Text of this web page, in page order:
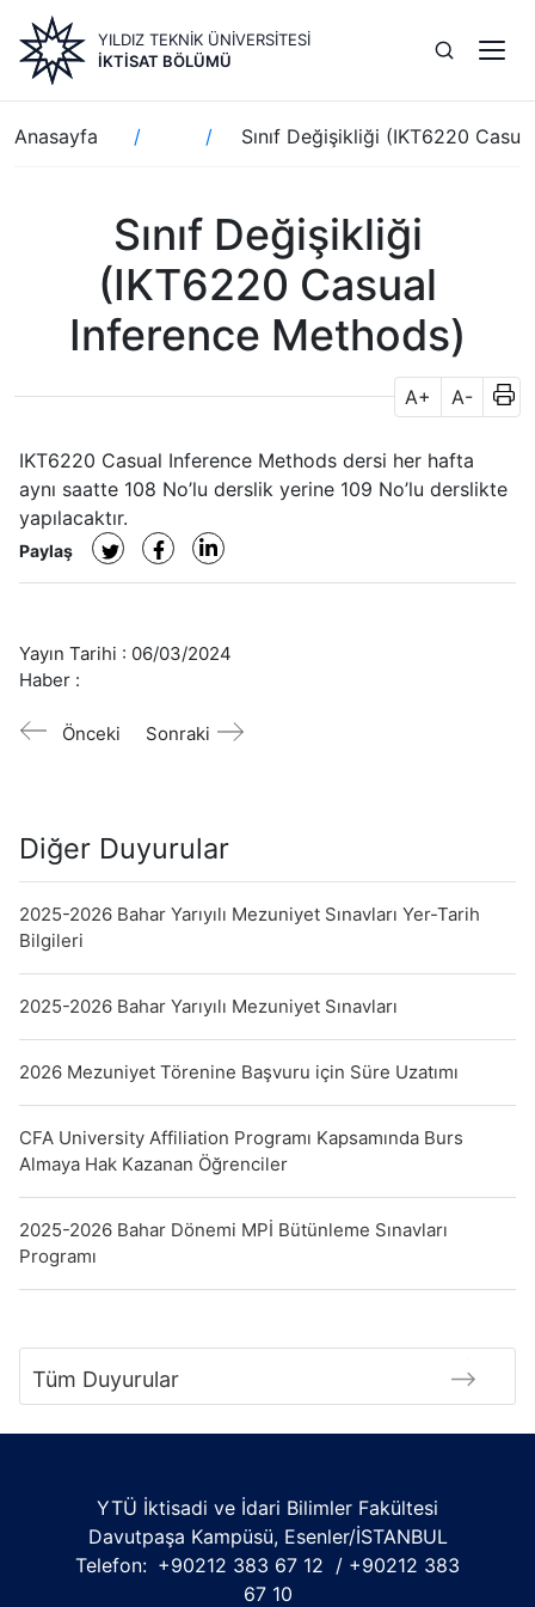
içeriğe
atla
YILDIZ TEKNİK ÜNİVERSİTESİ
İKTISAT BÖLÜMÜ
Sayfa
yolu
Anasayfa Sınıf Değişikliği (IKT6220
Sınıf Değişikliği
(IKT6220 Casual
Inference Methods)
A+ A-
IKT6220 Casual Inference Methods dersi her hafta
aynı saatte 108 No’lu derslik yerine 109 No’lu derslikte
yapılacaktır.
Paylaş
Yayın Tarihi : 06/03/2024
Haber :
Önceki Sonraki
Diğer Duyurular
2025-2026 Bahar Yarıyılı Mezuniyet Sınavları Yer-Tarih
Bilgileri
2025-2026 Bahar Yarıyılı Mezuniyet Sınavları
2026 Mezuniyet Törenine Başvuru için Süre Uzatımı
CFA University Affiliation Programı Kapsamında Burs
Almaya Hak Kazanan Öğrenciler
2025-2026 Bahar Dönemi MPİ Bütünleme Sınavları
Programı
Tüm Duyurular
YTÜ İktisadi ve İdari Bilimler Fakültesi
Davutpaşa Kampüsü, Esenler/İSTANBUL
Telefon: +90212 383 67 12 / +90212 383
67 10